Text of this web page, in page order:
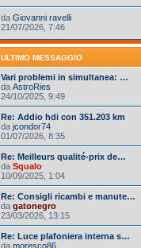
da Giovanni ravelli
21/07/2026, 7:46
ULTIMO MESSAGGIO
Vari problemi in simultanea: …
da AstroRies
24/10/2025, 9:49
Re: Addio hdi con 351.203 km
da jcondor74
01/07/2026, 8:35
Re: Meilleurs qualité-prix de…
da Squalo
10/09/2025, 1:04
Re: Consigli ricambi e manute…
da gatonegro
23/03/2026, 13:15
Re: Luce plafoniera interna s…
da moresco86